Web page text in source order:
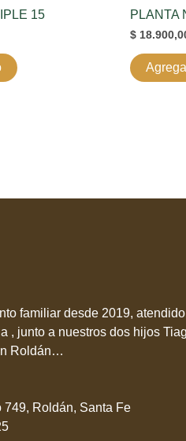
15 PLANTA
$
familiar desde 2019,
, junto a nuestros dos hijos
Roldán…
749, Roldán, Santa Fe